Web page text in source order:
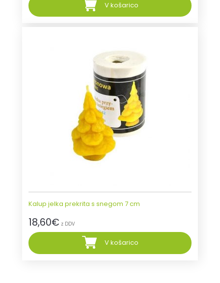
V košarico
Kalup jelka prekrita s snegom 7 cm
18,60€ z DDV
V košarico